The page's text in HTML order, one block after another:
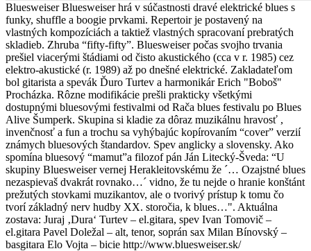
Bluesweiser Bluesweiser hrá v súčastnosti dravé elektrické blues s
funky, shuffle a boogie prvkami. Repertoir je postavený na
vlastných kompozíciách a taktiež vlastných spracovaní prebratých
skladieb. Zhruba “fifty-fifty”. Bluesweiser počas svojho trvania
prešiel viacerými štádiami od čisto akustického (cca v r. 1985) cez
elektro-akustické (r. 1989) až po dnešné elektrické. Zakladateľom
bol gitarista a spevák Ďuro Turtev a harmonikár Erich "Boboš"
Procházka. Rôzne modifikácie prešli prakticky všetkými
dostupnými bluesovými festivalmi od Rača blues festivalu po Blues
Alive Šumperk. Skupina si kladie za dôraz muzikálnu hravosť ,
invenčnosť a fun a trochu sa vyhýbajúc kopírovaním “cover” verzií
známych bluesových štandardov. Spev anglicky a slovensky. Ako
spomína bluesový “mamut”a filozof pán Ján Litecký-Šveda: “U
skupiny Bluesweiser vernej Herakleitovskému že ´… Ozajstné blues
nezaspievaš dvakrát rovnako…´ vidno, že tu nejde o hranie konštánt
prežutých stovkami muzikantov, ale o tvorivý prístup k tomu čo
tvorí základný nerv hudby XX. storočia, k blues…". Aktuálna
zostava: Juraj ‚Dura‘ Turtev – el.gitara, spev Ivan Tomovič –
el.gitara Pavel Doležal – alt, tenor, soprán sax Milan Bínovský –
basgitara Elo Vojta – bicie http://www.bluesweiser.sk/